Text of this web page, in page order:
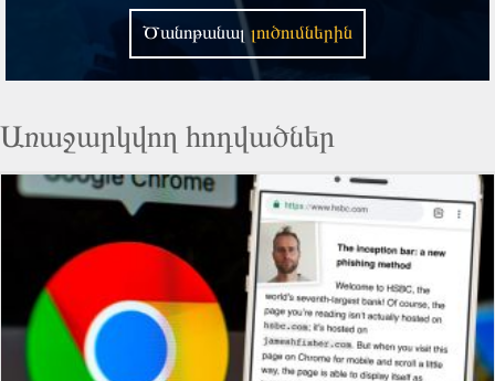
Ծանոթանալլուծումներին
Առաջարկվող հոդվածներ